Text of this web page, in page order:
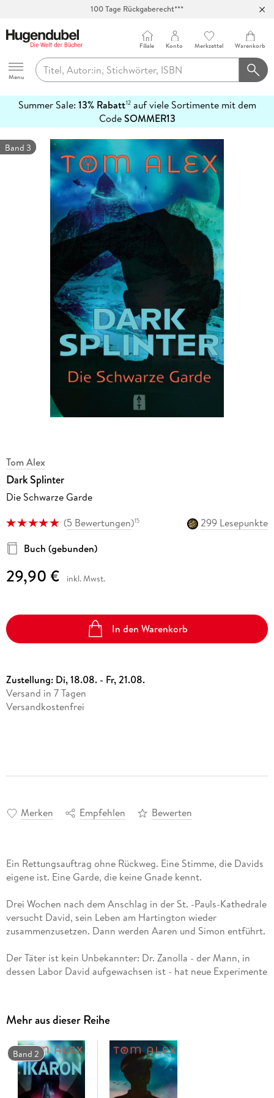
100 Tage Rückgaberecht***
Hugendubel
Menu
Filiale Konto Merkzettel Warenkorb
Summer Sale: 13% Rabatt12auf viele Sortimente mit dem
CodeSOMMER13
erfahren
Band 3
Tom Alex
Dark Splinter
Die Schwarze Garde
(5 Bewertungen)15
299 Lesepunkte
Buch (gebunden)
29,90 € inkl. Mwst.
In den Warenkorb
Zustellung: Di, 18.08. - Fr, 21.08.
Versand in 7 Tagen
Versandkostenfrei
Merken Empfehlen Bewerten
Ein Rettungsauftrag ohne Rückweg. Eine Stimme, die Davids
eigene ist. Eine Garde, die keine Gnade kennt.
Drei Wochen nach dem Anschlag in der St. -Pauls-Kathedrale
versucht David, sein Leben am Hartington wieder
zusammenzusetzen. Dann werden Aaren und Simon entführt.
Der Täter ist kein Unbekannter: Dr. Zanolla - der Mann, in
dessen Labor David aufgewachsen ist - hat neue Experimente
er eine gewagte Rettungsmission ins Herz der Schwarzen
Garde - einer paramilitärischen Eingreiftruppe unter der
eiskalten Colonel Shen. Söldner. Transgenetische
Experimente. Und Luca, der David aus den Laboren kennt.
Aber die größte Gefahr lauert nicht draußen.
Mehr aus dieser Reihe
Band 2